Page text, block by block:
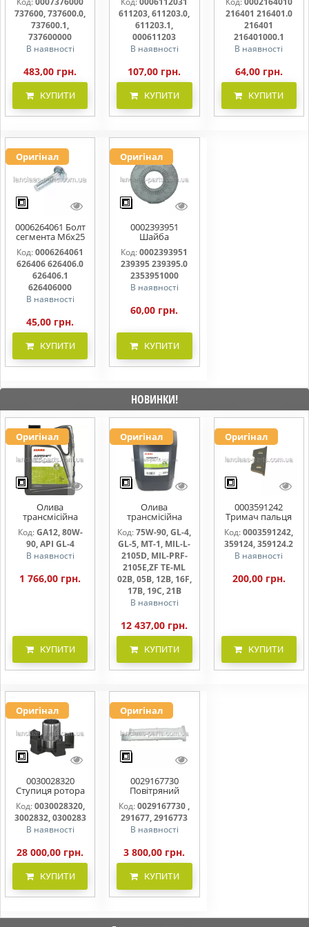
737600, 737600.0,
737600.1,
737600000
737600, 737600.0,
737600.1,
737600000
В наявності
483,00 грн.
КУПИТИ
611203.0,
611203.1,
000611203
611203, 611203.0,
611203.1,
000611203
В наявності
107,00 грн.
КУПИТИ
216401 216401.0
216401.1
216401000
216401 216401.0
216401
216401000.1
В наявності
64,00 грн.
КУПИТИ
Оригінал
0006264061 Болт
сегмента М6х25
626406 626406.0
626406.1
626406000
Код:0006264061
626406 626406.0
626406.1
626406000
В наявності
45,00 грн.
КУПИТИ
Оригінал
0002393951
Шайба
контактна 239395
239395.0
2353951000
Код: 0002393951
239395 239395.0
2353951000
В наявності
60,00 грн.
КУПИТИ
НОВИНКИ!
Оригінал
Олива
трансмісійна
AGRISHIFT GA12 5
л
Код:GA12, 80W-
90, API GL-4
В наявності
1 766,00 грн.
КУПИТИ
Оригінал
Олива
трансмісійна
AGRISHIFT SYN FE
75W90 20л
Код: 75W-90, GL-4,
GL-5, MT-1, MIL-L-
2105D, MIL-PRF-
2105E,ZF TE-ML
02B, 05B, 12B, 16F,
17B, 19C, 21B
В наявності
12 437,00 грн.
КУПИТИ
Оригінал
0003591242
Тримач пальця
жниварки
Код:0003591242,
359124, 359124.2
В наявності
200,00 грн.
КУПИТИ
Оригінал
0030028320
Ступиця ротора
CLAAS
Код:0030028320,
3002832, 0300283
В наявності
28 000,00 грн.
КУПИТИ
Оригінал
0029167730
Повітряний
фільтр бака
(фільтр AdBlue)
Код: 0029167730 ,
291677, 2916773
В наявності
3 800,00 грн.
КУПИТИ